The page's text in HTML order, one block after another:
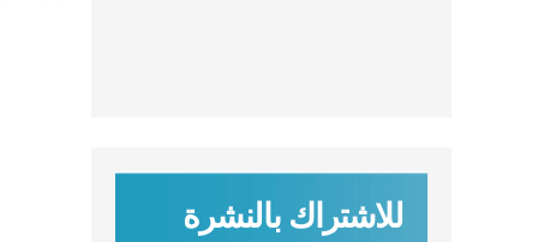
للاشتراك بالنشرة